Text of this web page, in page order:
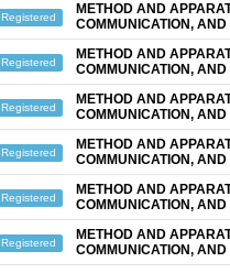
Registered
METHOD AND
COMMUNICATION,
Registered
METHOD AND
COMMUNICATION,
Registered
METHOD AND
COMMUNICATION,
Registered
METHOD AND
COMMUNICATION,
Registered
METHOD AND
COMMUNICATION,
Registered
METHOD AND
COMMUNICATION,